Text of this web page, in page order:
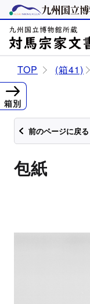
TOP (箱41)
前のページに戻る
包紙
箱別